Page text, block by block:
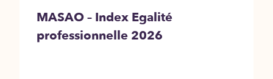
MASAO – Index Egalité
professionnelle 2026